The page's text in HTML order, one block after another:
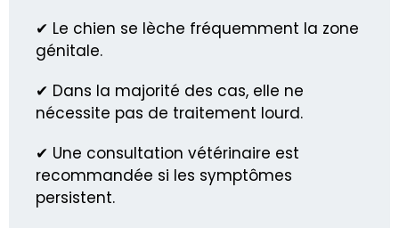
✔ Le chien se lèche fréquemment la zone
génitale.
✔ Dans la majorité des cas, elle ne
nécessite pas de traitement lourd.
✔ Une consultation vétérinaire est
recommandée si les symptômes
persistent.